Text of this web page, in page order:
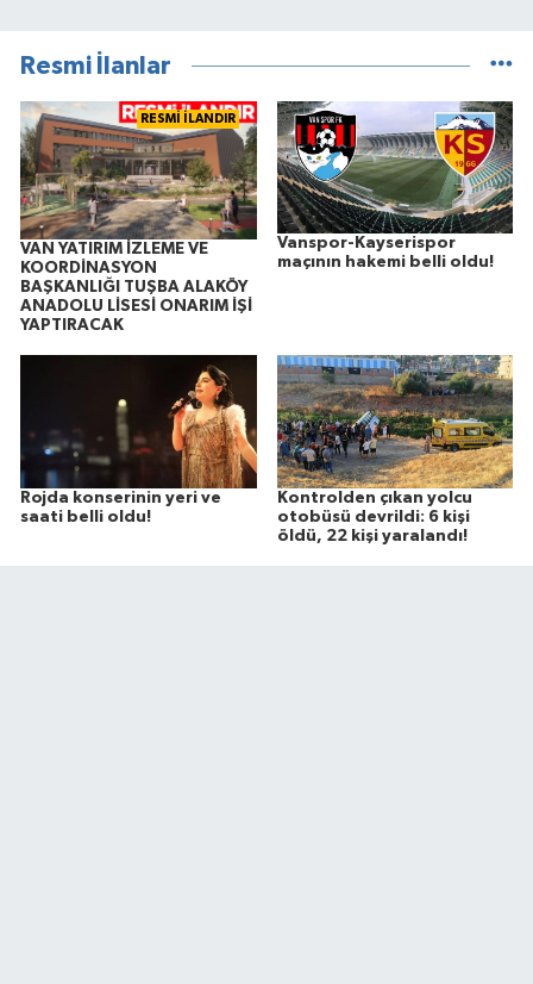
Resmi İlanlar
RESMİ İLANDIR
VAN YATIRIM İZLEME VE
KOORDİNASYON
BAŞKANLIĞI TUŞBA ALAKÖY
ANADOLU LİSESİ ONARIM İŞİ
YAPTIRACAK
Vanspor-Kayserispor
maçının hakemi belli oldu!
Rojda konserinin yeri ve
saati belli oldu!
Kontrolden çıkan yolcu
otobüsü devrildi: 6 kişi
öldü, 22 kişi yaralandı!